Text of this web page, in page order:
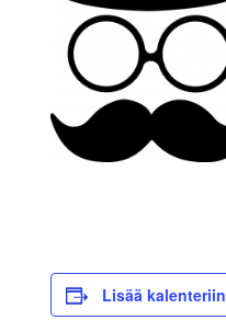
Lisää kalenteriin